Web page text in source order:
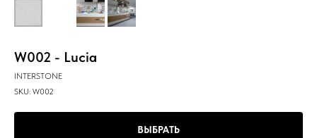
W002 - Lucia
INTERSTONE
SKU: W002
ВЫБРАТЬ